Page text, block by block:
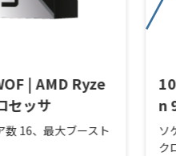
| AMD Ryze
セッサ
数 16、最大ブースト
n
ソ
ク